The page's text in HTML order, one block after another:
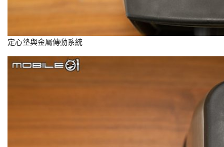
定心墊與金屬傳動系統